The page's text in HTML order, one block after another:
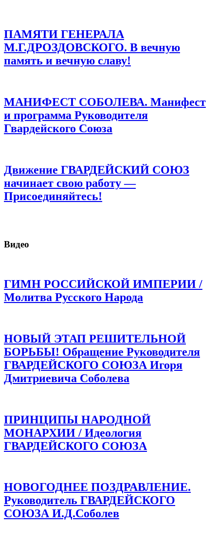
ПАМЯТИ ГЕНЕРАЛА
М.Г.ДРОЗДОВСКОГО. В вечную
память и вечную славу!
МАНИФЕСТ СОБОЛЕВА. Манифест
и программа Руководителя
Гвардейского Союза
Движение ГВАРДЕЙСКИЙ СОЮЗ
начинает свою работу —
Присоединяйтесь!
Видео
ГИМН РОССИЙСКОЙ ИМПЕРИИ /
Молитва Русского Народа
НОВЫЙ ЭТАП РЕШИТЕЛЬНОЙ
БОРЬБЫ! Обращение Руководителя
ГВАРДЕЙСКОГО СОЮЗА Игоря
Дмитриевича Соболева
ПРИНЦИПЫ НАРОДНОЙ
МОНАРХИИ / Идеология
ГВАРДЕЙСКОГО СОЮЗА
НОВОГОДНЕЕ ПОЗДРАВЛЕНИЕ.
Руководитель ГВАРДЕЙСКОГО
СОЮЗА И.Д.Соболев